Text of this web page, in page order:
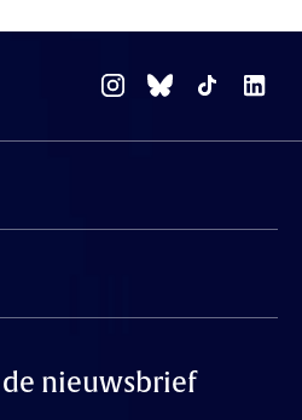
nieuwsbrief